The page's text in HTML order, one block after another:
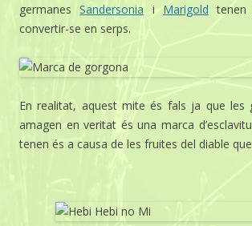
germanesSandersonia i Marigold
convertir-se en serps.
En realitat, aquest mite és fals ja que les
amagen en veritat és una marca
tenen és a causa de les fruites del diable